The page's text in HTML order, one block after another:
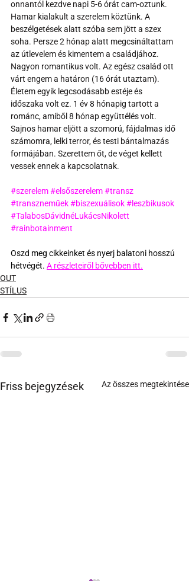
onnantól kezdve napi 5-6 órát cam-oztunk.
Hamar kialakult a szerelem köztünk. A
beszélgetések alatt szóba sem jött a szex
soha. Persze 2 hónap alatt megcsináltattam
az útlevelem és kimentem a családjához.
Nagyon romantikus volt. Az egész család ott
várt engem a határon (16 órát utaztam).
Életem egyik legcsodásabb estéje és
időszaka volt ez. 1 év 8 hónapig tartott a
románc, amiből 8 hónap együttélés volt.
Sajnos hamar eljött a szomorú, fájdalmas idő
számomra, lelki terror, és testi bántalmazás
formájában. Szerettem őt, de véget kellett
vessek ennek a kapcsolatnak.
#szerelem#elsőszerelem#transz
#transzneműek#biszexuálisok#leszbikusok
#TalabosDávidnéLukácsNikolett
#rainbotainment
Oszd meg cikkeinket és nyerj balatoni hosszú
hétvégét. A részleteiről bővebben itt.
OUT
STÍLUS
Friss bejegyzések Az összes megtekintése